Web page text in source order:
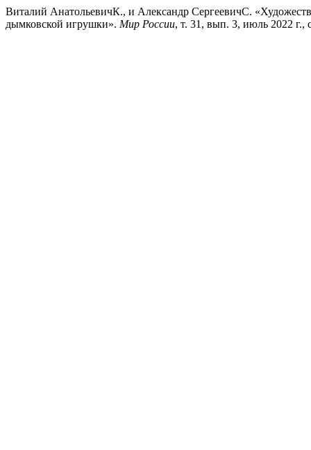
Виталий АнатольевичК., и Александр СергеевичС.
дымковской игрушки». Мир России, т. 31, вып. 3, июль 2022 г.,